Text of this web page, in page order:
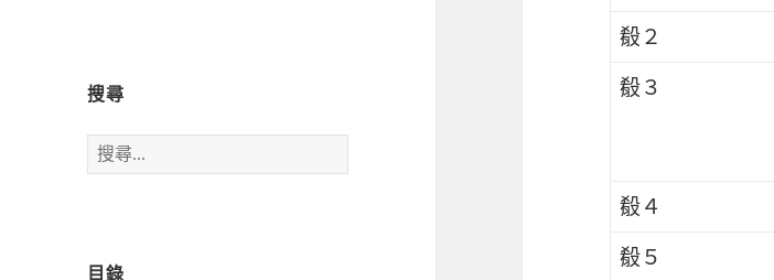
搜尋
搜
尋
目錄
殽２
殽３
殽４
殽５